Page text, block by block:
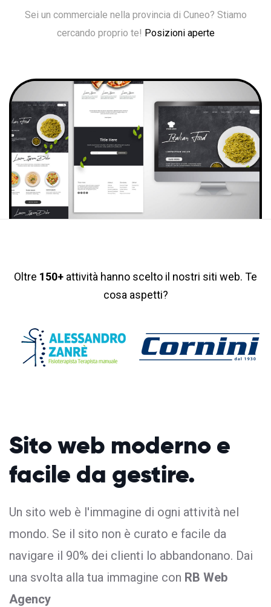
Sei un commerciale nella provincia di Cuneo? Stiamo
cercando proprio te! Posizioni aperte
Oltre 150+ attività hanno scelto il nostri siti web. Te
cosa aspetti?
Sito web modernoe
facile da gestire.
Un sito web è l'immagine di ogni attività nel
mondo. Se il sito non è curato e facile da
navigare il 90% dei clienti lo abbandonano. Dai
una svolta alla tua immagine con RB Web
Agency